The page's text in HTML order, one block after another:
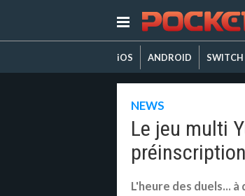
iOS ANDROID SWITCH
NEWS
Le jeu multi
L'heure des duels... à